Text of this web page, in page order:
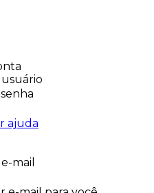
ajuda
mail